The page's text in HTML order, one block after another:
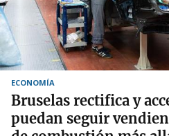
ECONOMÍA
Bruselas rectifica y
puedan seguir